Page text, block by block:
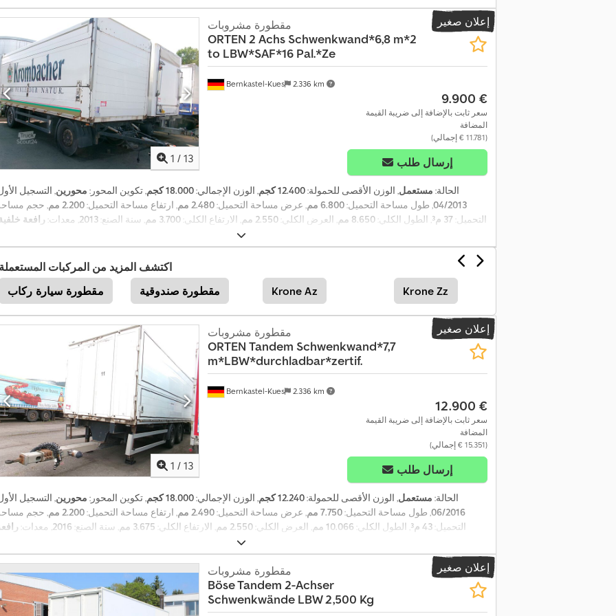
2
0
1
8
5
إعلان صغير
1 / 13
Bernkastel-Kues 2.336 km
مقطورة مشروبات
ORTEN 2 Achs Schwenkwand*6,8 m*2
to LBW*SAF*16 Pal.*Ze
‏9.900 €
سعر ثابت بالإضافة إلى ضريبة القيمة
المضافة
(‏11.781 € إجمالي)
إرسال طلب
الحالة: مستعمل, الوزن الأقصى للحمولة:12.400 كجم , الوزن الإجمالي:18.000 كجم , تكوين المحور: محورين, التسجيل
04/2013, طول مساحة التحميل:6.800 مم , عرض مساحة التحميل:2.480 مم , ارتفاع مساحة التحميل:2.200 مم
, حجم
التحميل: 37 م³ , الطول الكلي: 8.650 مم , العرض الكلي: 2.550 مم , الارتفاع الكلي: 3.700 مم , سنة الصنع: 2013, معدات: رافعة
اكتشف المزيد من المركبات المستعملة
مقطورة سيارة ركاب
مقطورة صندوقية Krone Az Krone Zz
إعلان صغير
1 / 13
Bernkastel-Kues 2.336 km
مقطورة مشروبات
ORTEN Tandem Schwenkwand*7,7
m*LBW*durchladbar*zertif.
‏12.900 €
سعر ثابت بالإضافة إلى ضريبة القيمة
المضافة
(‏15.351 € إجمالي)
إرسال طلب
الحالة: مستعمل, الوزن الأقصى للحمولة:12.240 كجم , الوزن الإجمالي:18.000 كجم , تكوين المحور: محورين, التسجيل
06/2016, طول مساحة التحميل:7.750 مم , عرض مساحة التحميل:2.490 مم , ارتفاع مساحة التحميل:2.200 مم
, حجم
التحميل: 43 م³ , الطول الكلي: 10.066 مم , العرض الكلي: 2.550 مم , الارتفاع الكلي: 3.675 مم , سنة الصنع: 2016, معدات:
إعلان صغير مقطورة مشروبات
Böse Tandem 2-Achser
Schwenkwände LBW 2,500 Kg